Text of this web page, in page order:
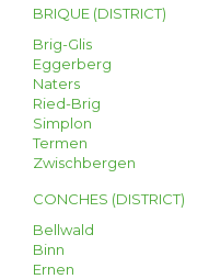
BRIQUE (DISTRICT)
Brig-Glis
Eggerberg
Naters
Ried-Brig
Simplon
Termen
Zwischbergen
CONCHES (DISTRICT)
Bellwald
Binn
Ernen